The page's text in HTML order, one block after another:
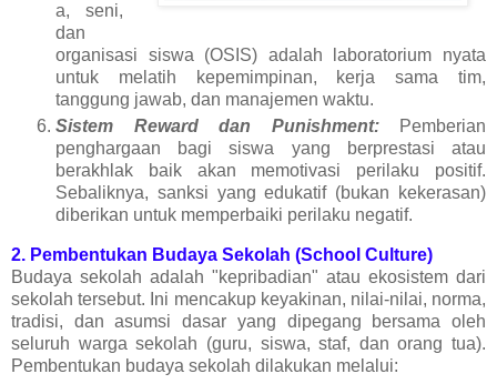
a, seni,
dan
organisasi siswa (OSIS) adalah laboratorium nyata
untuk melatih kepemimpinan, kerja sama tim,
tanggung jawab, dan manajemen waktu.
Sistem Reward dan Punishment:Pemberian
penghargaan bagi siswa yang berprestasi atau
berakhlak baik akan memotivasi perilaku positif.
Sebaliknya, sanksi yang edukatif (bukan kekerasan)
diberikan untuk memperbaiki perilaku negatif.
2. Pembentukan Budaya Sekolah (School Culture)
Budaya sekolah adalah "kepribadian" atau ekosistem dari
sekolah tersebut. Ini mencakup keyakinan, nilai-nilai, norma,
tradisi, dan asumsi dasar yang dipegang bersama oleh
seluruh warga sekolah (guru, siswa, staf, dan orang tua).
Pembentukan budaya sekolah dilakukan melalui: